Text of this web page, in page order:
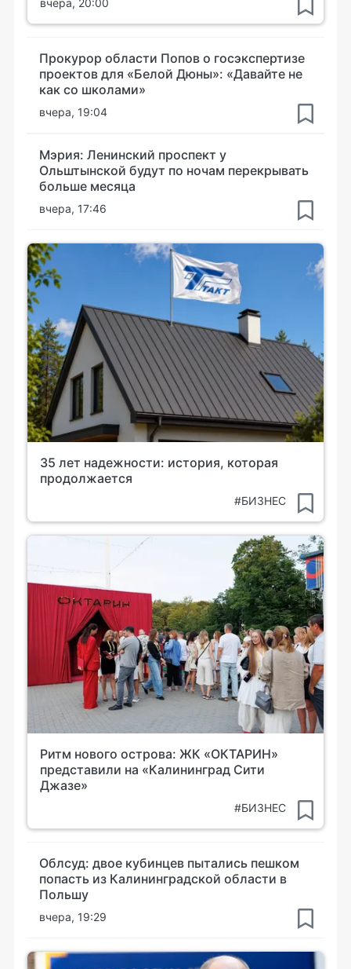
вчера, 20:00
Прокурор области Попов о госэкспертизе
проектов для «Белой Дюны»: «Давайте не
как со школами»
вчера, 19:04
Мэрия: Ленинский проспект у
Ольштынской будут по ночам перекрывать
больше месяца
вчера, 17:46
35 лет надежности: история, которая
продолжается
#БИЗНЕС
Ритм нового острова: ЖК «ОКТАРИН»
представили на «Калининград Сити
Джазе»
#БИЗНЕС
Облсуд: двое кубинцев пытались пешком
попасть из Калининградской области в
Польшу
вчера, 19:29